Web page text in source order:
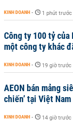
KINH DOANH - 1 phút trước
Công ty 100 tỷ của
một công ty khác
KINH DOANH - 19 giờ trước
AEON bán mảng
chiến’ tại Việt Nam
KINH DOANH - 14 giờ trước